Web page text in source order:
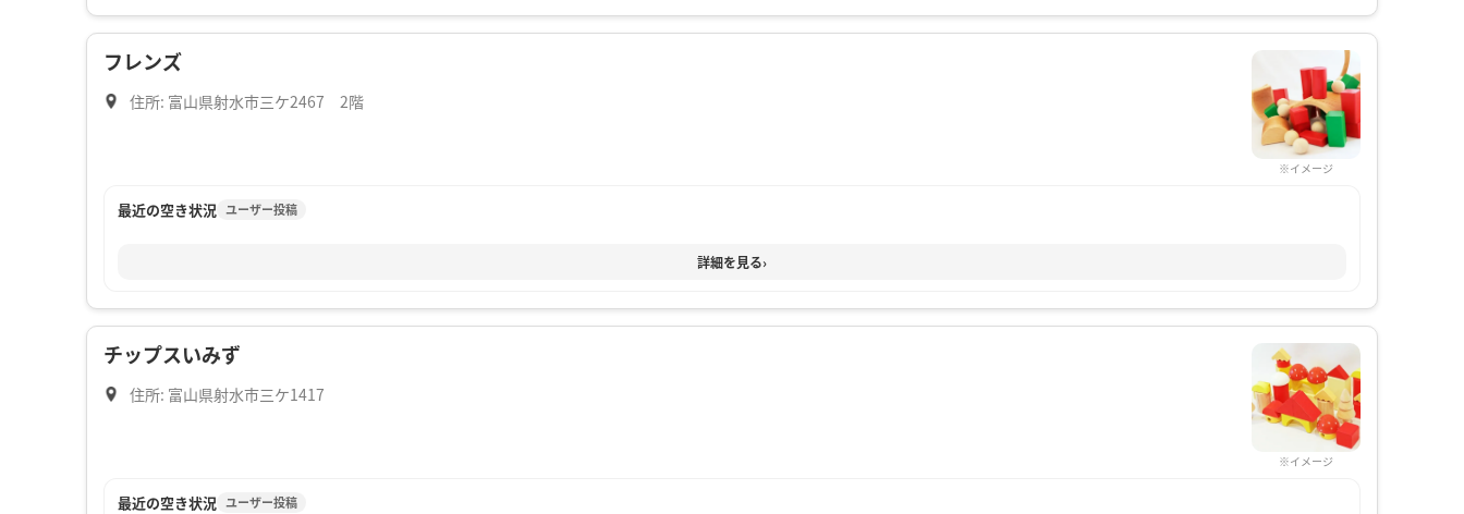
フレンズ
住所: 富山県射水市三ケ2467 2階
※イメージ
最近の空き状況 ユーザー投稿
詳細を見る›
チップスいみず
住所: 富山県射水市三ケ1417
※イメージ
最近の空き状況 ユーザー投稿